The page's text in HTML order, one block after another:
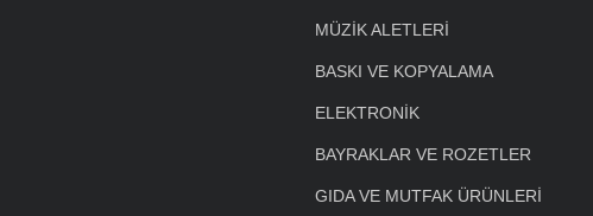
MÜZİK ALETLERİ
BASKI VE KOPYALAMA
ELEKTRONİK
BAYRAKLAR VE ROZETLER
GIDA VE MUTFAK ÜRÜNLERİ